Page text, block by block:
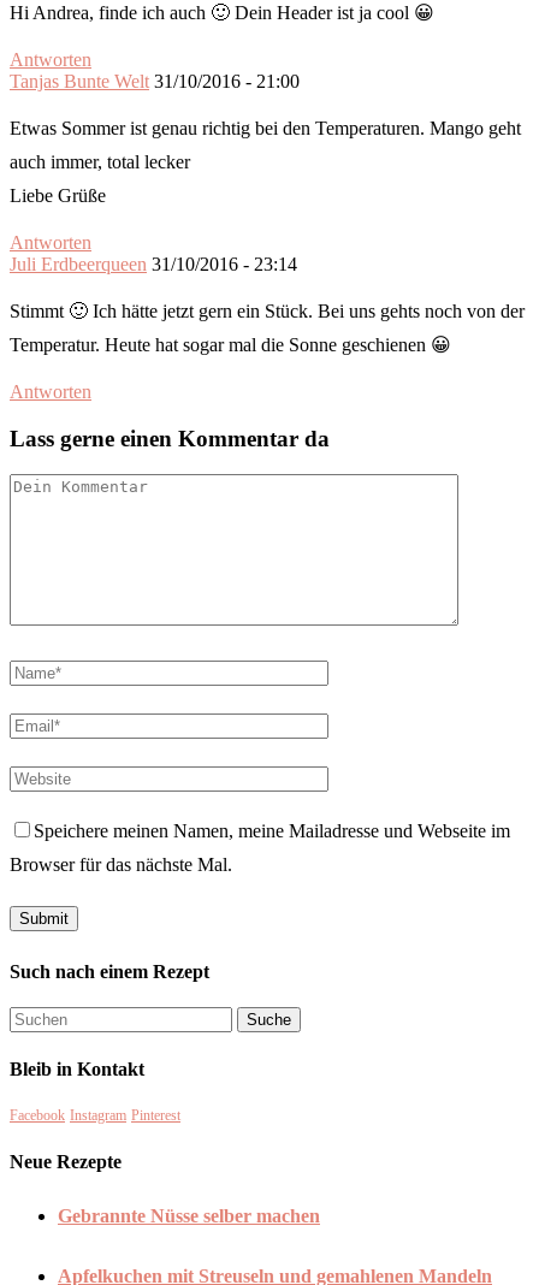
Hi Andrea, finde ich auch 🙂 Dein Header ist ja cool 😀
Antworten
Tanjas Bunte Welt 31/10/2016 - 21:00
Etwas Sommer ist genau richtig bei den Temperaturen. Mango geht
auch immer, total lecker
Liebe Grüße
Antworten
Juli Erdbeerqueen 31/10/2016 - 23:14
Stimmt 🙂 Ich hätte jetzt gern ein Stück. Bei uns gehts noch von der
Temperatur. Heute hat sogar mal die Sonne geschienen 😀
Antworten
Lass gerne einen Kommentar da
Speichere meinen Namen, meine Mailadresse und Webseite im
Browser für das nächste Mal.
Such nach einem Rezept
Bleib in Kontakt
Facebook Instagram Pinterest
Neue Rezepte
Gebrannte Nüsse selber machen
Apfelkuchen mit Streuseln und gemahlenen Mandeln